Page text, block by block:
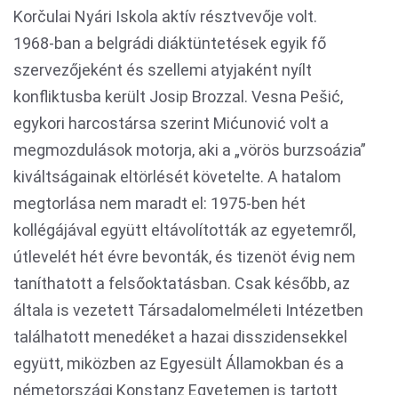
Korčulai Nyári Iskola aktív résztvevője volt.
1968-ban a belgrádi diáktüntetések egyik fő
szervezőjeként és szellemi atyjaként nyílt
konfliktusba került Josip Brozzal. Vesna Pešić,
egykori harcostársa szerint Mićunović volt a
megmozdulások motorja, aki a „vörös burzsoázia”
kiváltságainak eltörlését követelte. A hatalom
megtorlása nem maradt el: 1975-ben hét
kollégájával együtt eltávolították az egyetemről,
útlevelét hét évre bevonták, és tizenöt évig nem
taníthatott a felsőoktatásban. Csak később, az
általa is vezetett Társadalomelméleti Intézetben
találhatott menedéket a hazai disszidensekkel
együtt, miközben az Egyesült Államokban és a
németországi Konstanz Egyetemen is tartott